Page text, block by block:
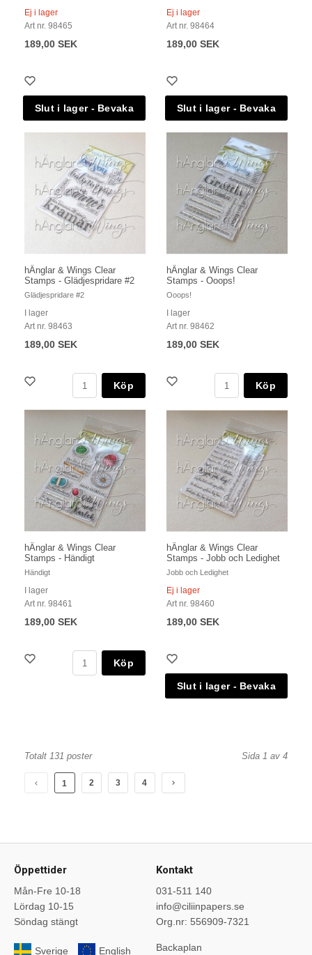
Ej i lager
Art nr. 98465
189,00 SEK
Ej i lager
Art nr. 98464
189,00 SEK
hÄnglar & Wings Clear
Stamps - Glädjespridare #2
Glädjespridare #2
I lager
Art nr. 98463
189,00 SEK
Köp
hÄnglar & Wings Clear
Stamps - Ooops!
Ooops!
I lager
Art nr. 98462
189,00 SEK
Köp
hÄnglar & Wings Clear
Stamps - Händigt
Händigt
I lager
Art nr. 98461
189,00 SEK
Köp
hÄnglar & Wings Clear
Stamps - Jobb och Ledighet
Jobb och Ledighet
Ej i lager
Art nr. 98460
189,00 SEK
Totalt 131 poster Sida 1 av 4
1 2 3 4
Öppettider
Mån-Fre 10-18
Lördag 10-15
Söndag stängt
Sverige English
Kontakt
031-511 140
info@ciliinpapers.se
Org.nr: 556909-7321
Backaplan